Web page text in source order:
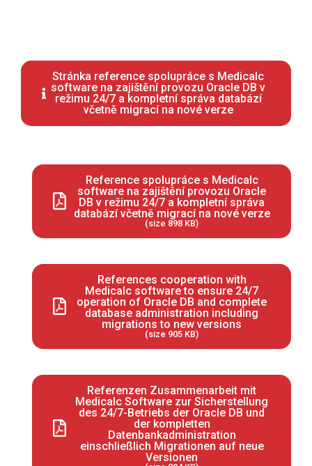
Stránka reference spolupráce s Medicalc
software na zajištění provozu Oracle DB v
režimu 24/7 a kompletní správa databází
včetně migrací na nové verze
Reference spolupráce s Medicalc
software na zajištění provozu Oracle
DB v režimu 24/7 a kompletní správa
databází včetně migrací na nové verze
(size 898 KB)
References cooperation with
Medicalc software to ensure 24/7
operation of Oracle DB and complete
database administration including
migrations to new versions
(size 905 KB)
Referenzen Zusammenarbeit mit
Medicalc Software zur Sicherstellung
des 24/7-Betriebs der Oracle DB und
der kompletten
Datenbankadministration
einschließlich Migrationen auf neue
Versionen